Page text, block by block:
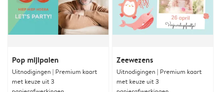
Pop mijlpalen
Uitnodigingen | Premium kaart
met keuze uit 3
Zeewezens
Uitnodigingen | Premium kaart
met keuze uit 3